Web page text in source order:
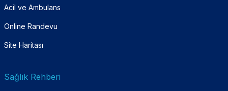
Acil ve Ambulans
Online Randevu
Site Haritası
Sağlık Rehberi